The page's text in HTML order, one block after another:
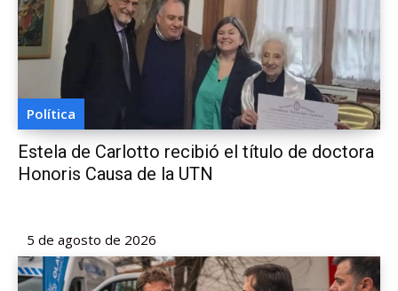
Política
Estela de Carlotto recibió el título de doctora
Honoris Causa de la UTN
5 de agosto de 2026